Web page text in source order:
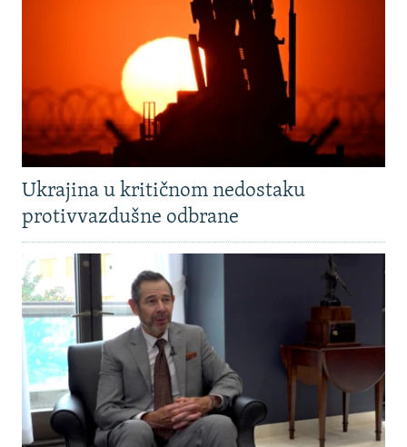
Ukrajina u kritičnom nedostaku
protivvazdušne odbrane